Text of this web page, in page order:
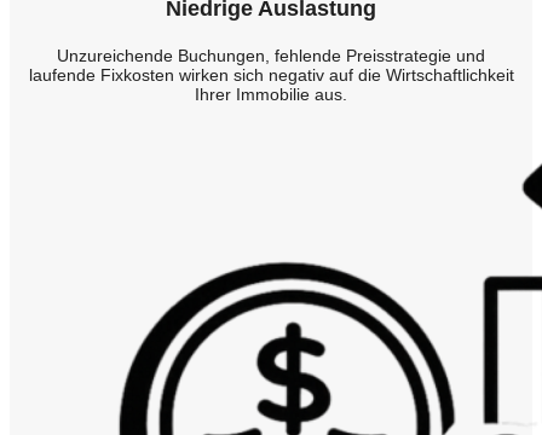
Niedrige Auslastung
Unzureichende Buchungen, fehlende Preisstrategie und
laufende Fixkosten wirken sich negativ auf die Wirtschaftlichkeit
Ihrer Immobilie aus.